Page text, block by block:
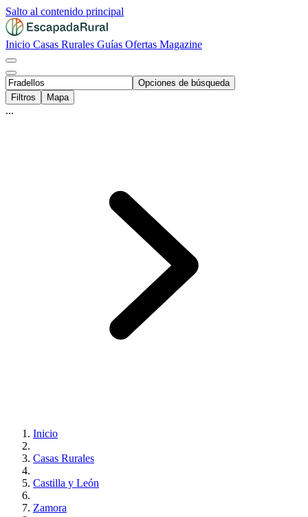
Salto al contenido principal
Inicio Casas Rurales Guías Ofertas Magazine
Opciones de búsqueda
Filtros
Mapa
...
Inicio
Casas Rurales
Castilla y León
Zamora